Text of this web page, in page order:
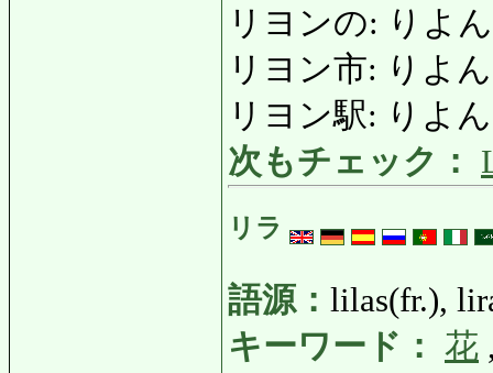
リヨンの: りよ
リヨン市: りよ
リヨン駅: りよ
次もチェック：
リラ
語源： lilas(fr.),
キーワード： 花